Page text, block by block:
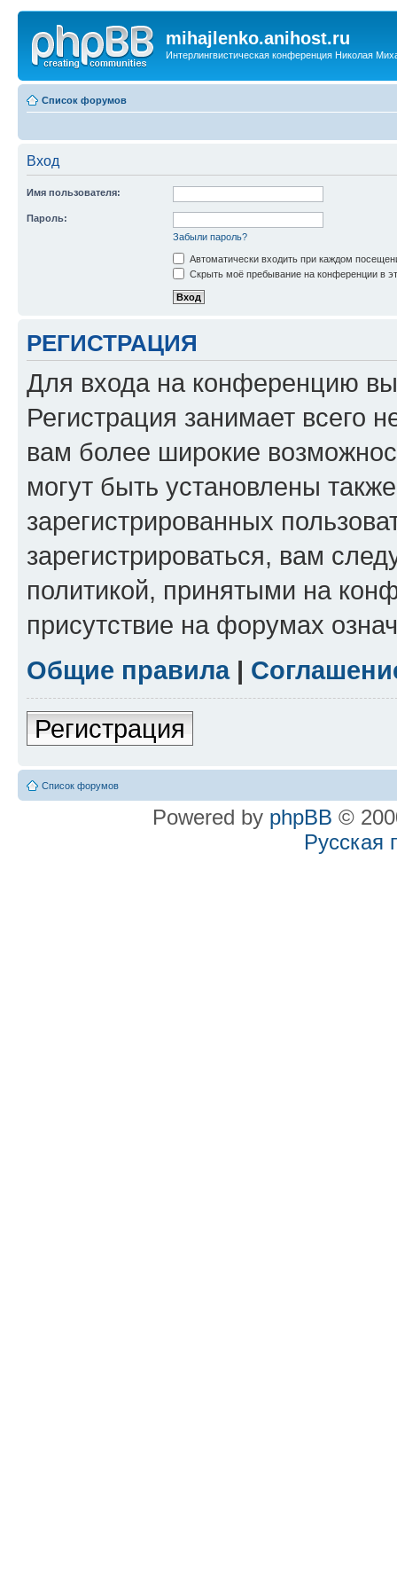
mihajlenko.anihost.ru
Интерлингвистическая конференция Николая
Список форумов
Вход
Имя пользователя:
Пароль:
Забыли пароль?
Автоматически входить при каждом
Скрыть моё пребывание на конференции в
РЕГИСТРАЦИЯ
Для входа на конференцию
Регистрация занимает всего
вам более широкие
могут быть установлены
зарегистрированных
зарегистрироваться, вам
политикой, принятыми на
присутствие на форумах
Общие правила|
Регистрация
Список форумов
Powered by phpBB ©
Русская